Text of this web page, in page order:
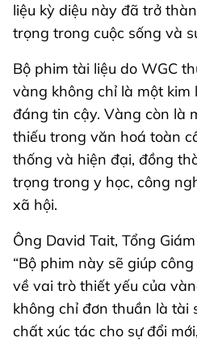
liệu kỳ diệu này đã trở
trọng trong cuộc sống và
Bộ phim tài liệu do WGC
vàng không chỉ là một
đáng tin cậy. Vàng còn là
thiếu trong văn hoá toàn
thống và hiện đại, đồng
trọng trong y học, công
xã hội.
Ông David Tait, Tổng
“Bộ phim này sẽ giúp
về vai trò thiết yếu của
không chỉ đơn thuần là tài
chất xúc tác cho sự đổi